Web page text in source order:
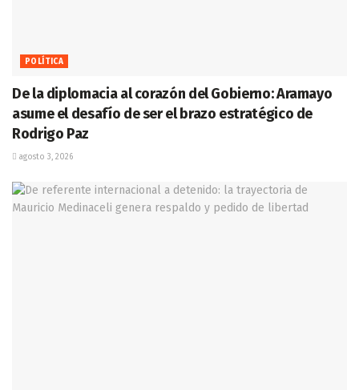
POLÍTICA
De la diplomacia al corazón del Gobierno: Aramayo
asume el desafío de ser el brazo estratégico de
Rodrigo Paz
agosto 3, 2026